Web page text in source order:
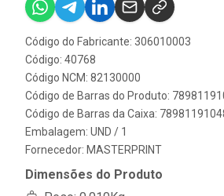
Código do Fabricante: 306010003
Código: 40768
Código NCM: 82130000
Código de Barras do Produto:
Código de Barras da Caixa:
Embalagem: UND / 1
Fornecedor: MASTERPRINT
Dimensões do Produto